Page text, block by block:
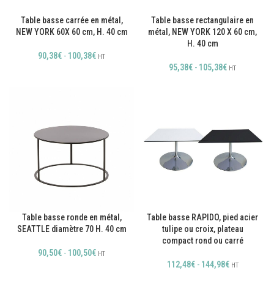
Table basse carrée en métal,
NEW YORK 60X 60 cm, H. 40 cm
90,38€ - 100,38€ HT
Table basse rectangulaire en
métal, NEW YORK 120 X 60 cm,
H. 40 cm
95,38€ - 105,38€ HT
Table basse ronde en métal,
SEATTLE diamètre 70 H. 40 cm
90,50€ - 100,50€ HT
Table basse RAPIDO, pied acier
tulipe ou croix, plateau
compact rond ou carré
112,48€- 144,98€ HT